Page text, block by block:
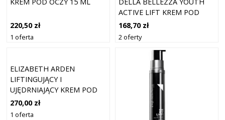
KREM POD OCZY 15 ML
220,50 zł
1 oferta
DELLA BELLEZZA YOUTH
ACTIVE LIFT KREM POD
OCZY O DZIAŁANIU
LIFTINGUJĄCYM 15 ML
168,70 zł
2 oferty
ELIZABETH ARDEN
LIFTINGUJĄCY I
UJĘDRNIAJĄCY KREM POD
OCZY ADVANCED
CERAMIDE (LIFT AND FIRM
270,00 zł
1 oferta